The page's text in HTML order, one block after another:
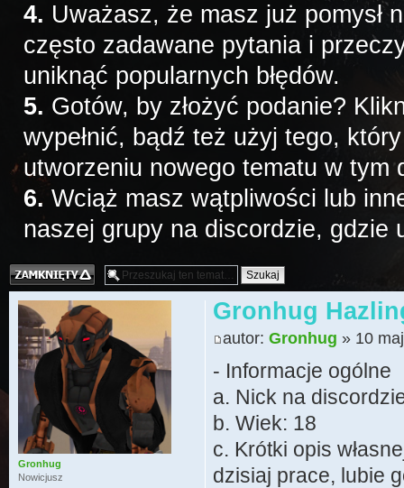
4. Uważasz, że masz już pomysł
często zadawane pytania i
uniknąć popularnych błędów.
5. Gotów, by złożyć podanie?
wypełnić, bądź też użyj tego,
utworzeniu nowego tematu w tym
6. Wciąż masz wątpliwości lub
naszej grupy na discordzie, gdzie
Temat zamknięty
Gronhug
autor:Gronhug » 10
- Informacje ogólne
a. Nick na
b. Wiek: 18
c. Krótki opis
dzisiaj prace, lubie
Gronhug
Nowicjusz